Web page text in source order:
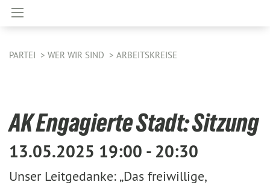
PARTEI WER WIR SIND ARBEITSKREISE
AK Engagierte Stadt: Sitzung
13.05.2025 19:00 - 20:30
Unser Leitgedanke: „Das freiwillige,